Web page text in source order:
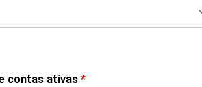
contas ativas *